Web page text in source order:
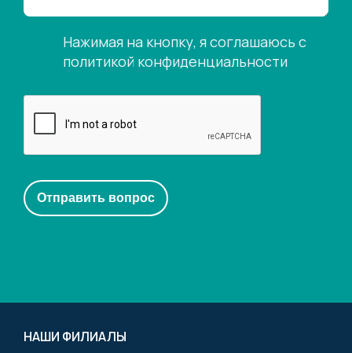
Нажимая на кнопку, я соглашаюсь с
политикой конфиденциальности
НАШИ ФИЛИАЛЫ